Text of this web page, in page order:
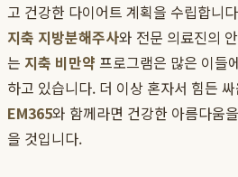
고 건강한 다이어트 계획을 수립합니
지축 지방분해주사와 전문 의료진의
는 지축 비만약 프로그램은 많은 이들
하고 있습니다. 더 이상 혼자서 힘든
EM365와 함께라면 건강한 아름다움
을 것입니다.